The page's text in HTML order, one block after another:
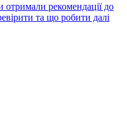
отримали рекомендації до
та що робити далі